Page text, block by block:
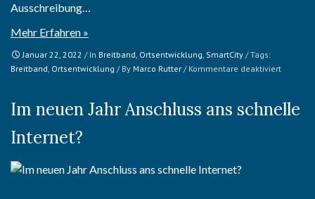
Ausschreibung…
Mehr Erfahren »
Januar 22, 2022 / In Breitband, Ortsentwicklung, SmartCity / Tags:
Breitband, Ortsentwicklung / By Marco Rutter / Kommentare deaktiviertfür
des
Im neuen Jahr Anschluss ans schnelle
Internet?